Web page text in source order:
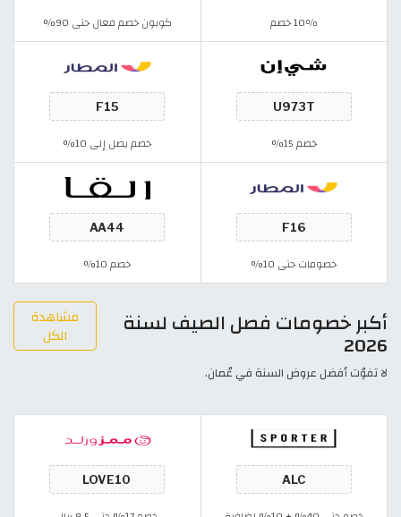
10٪ خصم كوبون خصم فعال حتى 90%
خصم 15% خصم يصل إلى 10%
خصومات حتى 10% خصم 10%
أكبر خصومات فصل الصيف لسنة
2026
لا تفوّت أفضل عروض السنة في عُمان.
مشاهدة
الكل